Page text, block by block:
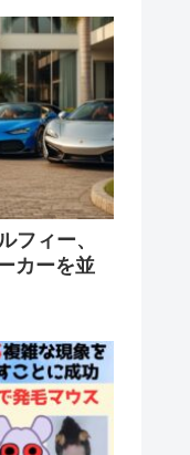
フィー、
カーを並